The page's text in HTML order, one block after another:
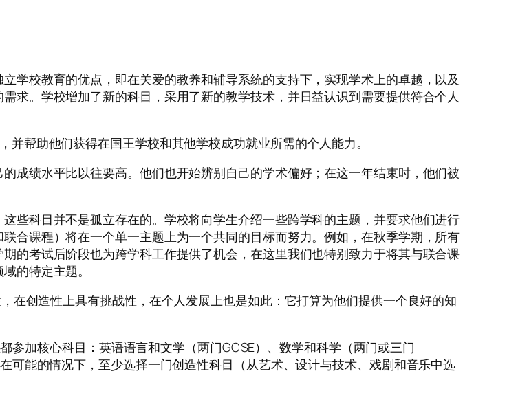
学校教育的优点，即在关爱的教养和辅导系统的支持下，实现学术上的卓越，以及
求。学校增加了新的科目，采用了新的教学技术，并日益认识到需要提供符合个人
帮助他们获得在国王学校和其他学校成功就业所需的个人能力。
成绩水平比以往要高。他们也开始辨别自己的学术偏好；在这一年结束时，他们被
些科目并不是孤立存在的。学校将向学生介绍一些跨学科的主题，并要求他们进行
合课程）将在一个单一主题上为一个共同的目标而努力。例如，在秋季学期，所有
的考试后阶段也为跨学科工作提供了机会，在这里我们也特别致力于将其与联合课
的特定主题。
在创造性上具有挑战性，在个人发展上也是如此：它打算为他们提供一个良好的知
参加核心科目：英语语言和文学（两门GCSE）、数学和科学（两门或三门
可能的情况下，至少选择一门创造性科目（从艺术、设计与技术、戏剧和音乐中选